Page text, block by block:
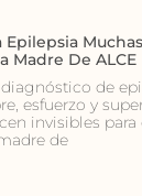
Madre De ALCE
de
esfuerzo y
invisibles
de